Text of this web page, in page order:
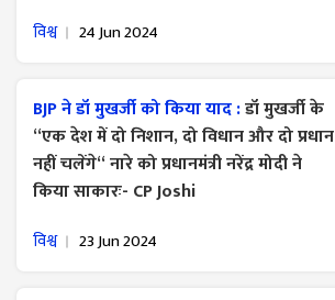
विश्व 24 Jun 2024
BJP ने डॉ मुखर्जी को किया याद :डॉ मुखर्जी के
‘‘एक देश में दो निशान, दो विधान और दो प्रधान
नहीं चलेंगे‘‘ नारे को प्रधानमंत्री नरेंद्र मोदी ने
किया साकारः- CP Joshi
विश्व 23 Jun 2024